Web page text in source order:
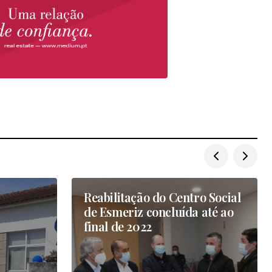
Reabilitação do Centro Social
de Esmeriz concluída até ao
final de 2022